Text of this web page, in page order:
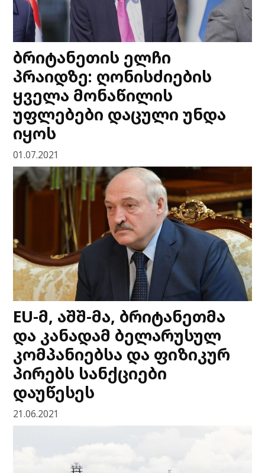
ბრიტანეთის ელჩი
პრაიდზე: ღონისძიების
ყველა მონაწილის
უფლებები დაცული უნდა
იყოს
01.07.2021
EU-მ, აშშ-მა, ბრიტანეთმა
და კანადამ ბელარუსულ
კომპანიებსა და ფიზიკურ
პირებს სანქციები
დაუწესეს
21.06.2021